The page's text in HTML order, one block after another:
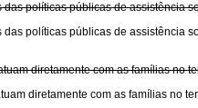
políticas públicas de
políticas públicas de
diretamente com as famílias
diretamente com as famílias no